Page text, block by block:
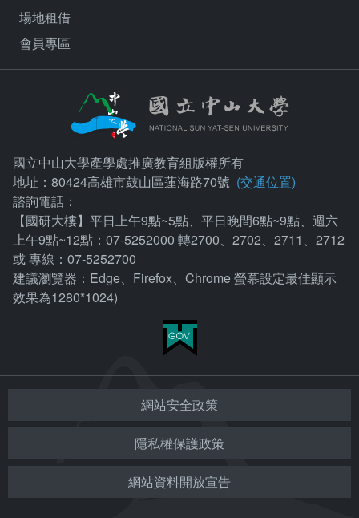
場地租借
會員專區
國立中山大學產學處推廣教育組版權所有
地址：80424高雄市鼓山區蓮海路70號 (交通位置)
諮詢電話：
【國研大樓】平日上午9點~5點、平日晚間6點~9點、週六
上午9點~12點：07-5252000 轉2700、2702、2711、2712
或 專線：07-5252700
建議瀏覽器：Edge、Firefox、Chrome 螢幕設定最佳顯示
效果為1280*1024)
網站安全政策
隱私權保護政策
網站資料開放宣告